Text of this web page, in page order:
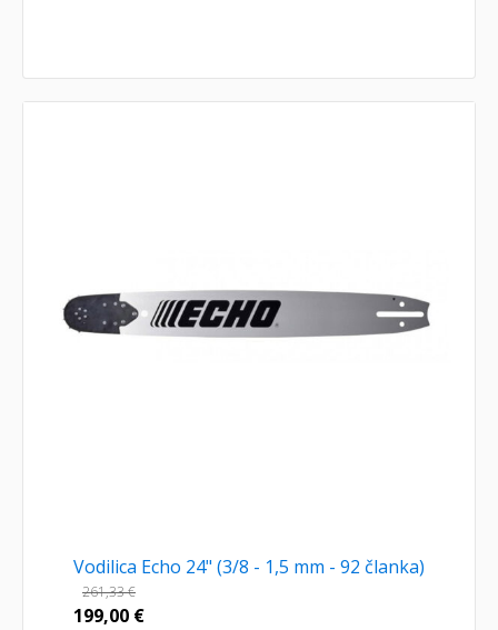
Vodilica Echo 24" (3/8 - 1,5 mm - 92 članka)
261,33€
199,00 €